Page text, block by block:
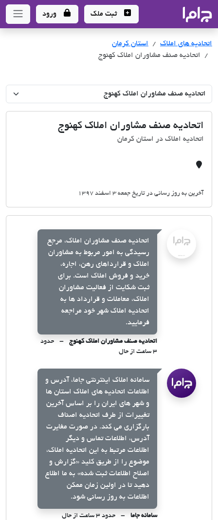
- سامانه جامع املاک و مشاورین املاک
ثبت ملک ورود
اتحادیه های املاک اتحادیه های املاک
استان کرمان
اتحادیه صنف مشاوران املاک کهنوج
اتحادیه صنف مشاوران املاک کهنوج
اتحادیه املاک در استان کرمان
آخرین به روز رسانی در تاریخ جمعه 3 اسفند 1397
اتحادیه صنف مشاوران املاک، مرجع
رسیدگی به امور مربوط به مشاوران
املاک و قرارداهای رهن، اجاره،
خرید و فروش املاک است. برای
ثبت شکایت از فعالیت مشاوران
املاک، معاملات و قرارداد ها به
اتحادیه املاک شهر خود مراجعه
فرمایید.
اتحادیه صنف مشاوران املاک کهنوج
حدود
۳ ساعت از حال
سامانه املاک اینترنتی جاما، آدرس و
اطلاعات اتحادیه های املاک استان ها
و شهر های ایران را بر اساس آخرین
تغییرات از طرف اتحادیه اصناف
بارگزاری می کند. در صورت مغایرت
آدرس، اطلاعات تماس و دیگر
اطلاعات مرتبط به این اتحادیه املاک،
موضوع را از طریق کلید «گزارش و
اصلاح اطلاعات ثبت شده» به ما اطلاع
دهید تا در اولین زمان ممکن
اطلاعات به روز رسانی شود.
سامانه جاما حدود ۳ ساعت از حال